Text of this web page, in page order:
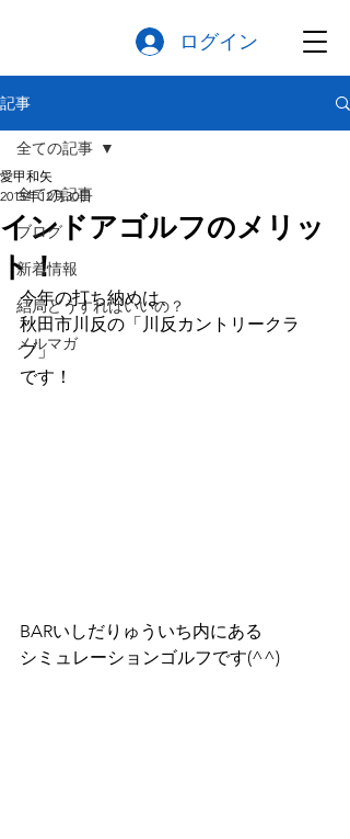
ログイン
記事
全ての記事
ブログ
新着情報
結局どうすればいいの？
メルマガ
全ての記事
インドアゴルフのメリッ
ト！
愛甲和矢
2015年12月30日
今年の打ち納めは、
秋田市川反の「川反カントリークラ
ブ」
です！
BARいしだりゅういち内にある
シミュレーションゴルフです(^^)